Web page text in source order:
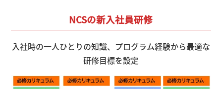
NCSの新入社員研修
入社時の一人ひとりの知識、プログラム経験から最適な
研修目標を設定